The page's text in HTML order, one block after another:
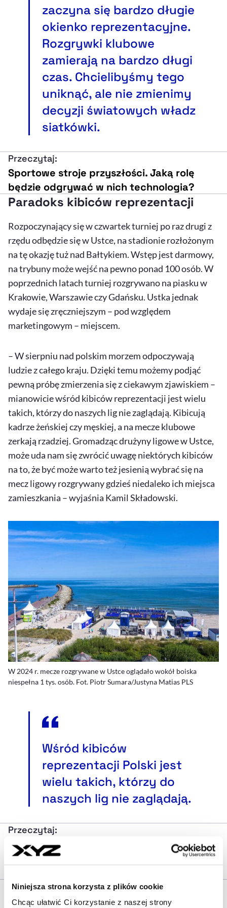
Niniejsza strona korzysta z plików cookie
Chcąc ułatwić Ci korzystanie z naszej strony
zaczyna się bardzo długie
okienko reprezentacyjne.
Rozgrywki klubowe
zamierają na bardzo długi
czas. Chcielibyśmy tego
uniknąć, ale nie zmienimy
decyzji światowych władz
siatkówki.
Przeczytaj:
Sportowe stroje przyszłości. Jaką rolę
będzie odgrywać w nich technologia?
Paradoks kibiców reprezentacji
Rozpoczynający się w czwartek turniej po raz drugi z
rzędu odbędzie się w Ustce, na stadionie rozłożonym
na tę okazję tuż nad Bałtykiem. Wstęp jest darmowy,
na trybuny może wejść na pewno ponad 100 osób. W
poprzednich latach turniej rozgrywano na piasku w
Krakowie, Warszawie czy Gdańsku. Ustka jednak
wydaje się zręczniejszym – pod względem
marketingowym – miejscem.
– W sierpniu nad polskim morzem odpoczywają
ludzie z całego kraju. Dzięki temu możemy podjąć
pewną próbę zmierzenia się z ciekawym zjawiskiem –
mianowicie wśród kibiców reprezentacji jest wielu
takich, którzy do naszych lig nie zaglądają. Kibicują
kadrze żeńskiej czy męskiej, a na mecze klubowe
zerkają rzadziej. Gromadząc drużyny ligowe w Ustce,
może uda nam się zwrócić uwagę niektórych kibiców
na to, że być może warto też jesienią wybrać się na
mecz ligowy rozgrywany gdzieś niedaleko ich miejsca
zamieszkania – wyjaśnia Kamil Składowski.
W 2024 r. mecze rozgrywane w Ustce oglądało wokół boiska
niespełna 1 tys. osób. Fot. Piotr Sumara/Justyna Matias PLS
Wśród kibiców
reprezentacji Polski jest
wielu takich, którzy do
naszych lig nie zaglądają.
Przeczytaj:
Siedem meczów, siedem zwycięstw. Jak
wysoko lata Lublin z Wilfredo Leónem i
Inna odmiana „plażówki”